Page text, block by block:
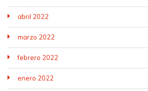
abril 2022
marzo 2022
febrero 2022
enero 2022